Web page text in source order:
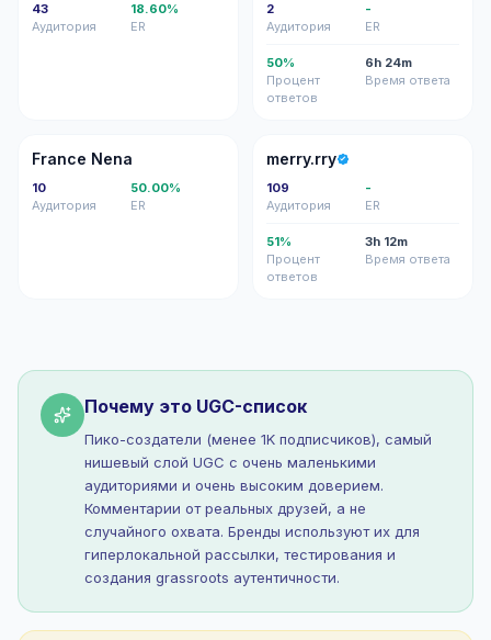
43
Аудитория
18.60%
ER
2
Аудитория
-
ER
50%
Процент
ответов
6h 24m
Время ответа
FN
France Nena
10
Аудитория
50.00%
ER
M
merry.rry
109
Аудитория
-
ER
51%
Процент
ответов
3h 12m
Время ответа
Почему это UGC-список
Пико-создатели (менее 1K подписчиков), самый
нишевый слой UGC с очень маленькими
аудиториями и очень высоким доверием.
Комментарии от реальных друзей, а не
случайного охвата. Бренды используют их для
гиперлокальной рассылки, тестирования и
создания grassroots аутентичности.